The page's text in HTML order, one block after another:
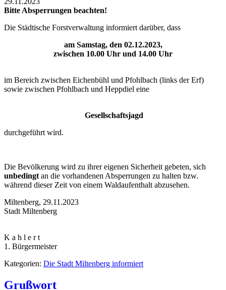
Bitte Absperrungen beachten!
Die Städtische Forstverwaltung informiert darüber, dass
am Samstag, den 02.12.2023,
zwischen 10.00 Uhr und 14.00 Uhr
im Bereich zwischen Eichenbühl und Pfohlbach (links der Erf)
sowie zwischen Pfohlbach und Heppdiel eine
Gesellschaftsjagd
durchgeführt wird.
Die Bevölkerung wird zu ihrer eigenen Sicherheit gebeten, sich
unbedingt an die vorhandenen Absperrungen zu halten bzw.
während dieser Zeit von einem Waldaufenthalt abzusehen.
Miltenberg, 29.11.2023
Stadt Miltenberg
K a h l e r t
1. Bürgermeister
Kategorien: Die Stadt Miltenberg informiert
Grußwort